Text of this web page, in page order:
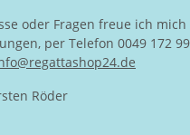
oder Fragen freue ich
per Telefon 0049 172
Röder